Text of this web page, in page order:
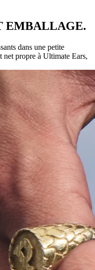
EMBALLAGE.
dans une petite
net propre à Ultimate Ears,